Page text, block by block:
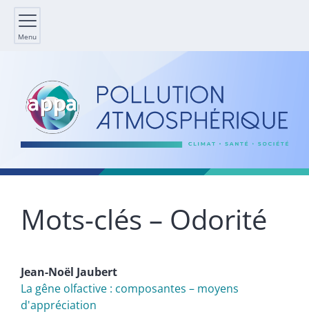
Menu
Mots-clés – Odorité
Jean-Noël Jaubert
La gêne olfactive : composantes – moyens
d'appréciation